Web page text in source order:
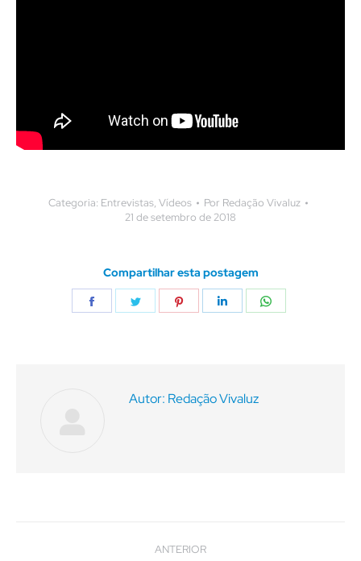
Categoria: Entrevistas, Vídeos Por Redação Vivaluz
21 de setembro de 2018
Compartilhar esta postagem
CompartilharCompartilharCompartilharCompartilhar
Autor: Redação Vivaluz
ANTERIOR